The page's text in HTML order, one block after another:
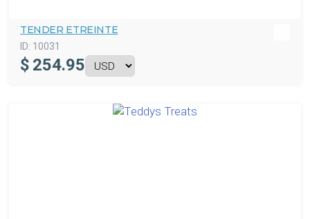
TENDER ETREINTE
ID: 10031
$ 254.95